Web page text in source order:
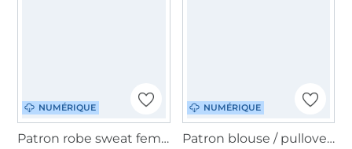
NUMÉRIQUE
Patron robe sweat femme pdf Calor Erbsünde, en allemand
NUMÉRIQUE
Patron blouse / pullover femme pdf Castanha Erbsünde, en allemand